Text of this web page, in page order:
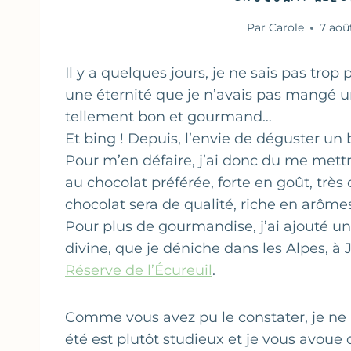
Par Carole 7
Il y a quelques jours, je ne sais pas trop
une éternité que je n’avais pas mangé
tellement bon et gourmand…
Et bing ! Depuis, l’envie de déguster
Pour m’en défaire, j’ai donc du me
au chocolat préférée, forte en goût,
chocolat sera de qualité, riche en
Pour plus de gourmandise, j’ai ajouté
divine, que je déniche dans les Alpes,
Réserve de l’Écureuil.
Comme vous avez pu le constater, je
été est plutôt studieux et je vous